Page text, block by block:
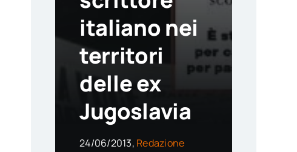
italiano nei
territori
delle ex
Jugoslavia
24/06/2013, Redazione